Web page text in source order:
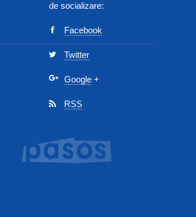
de socializare:
Facebook
Twitter
Google +
RSS